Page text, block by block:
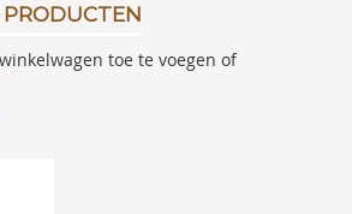
PRODUCTEN
toe te voegen of